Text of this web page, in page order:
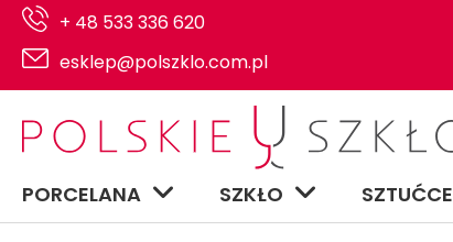
+ 48 533 336 620
esklep@polszklo.com.pl
PORCELANA SZKŁO SZTUĆCE